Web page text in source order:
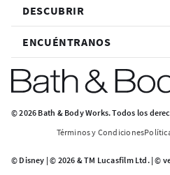
DESCUBRIR
ENCUÉNTRANOS
© 2026 Bath & Body Works. Todos los
Términos y Condiciones
© Disney | © 2026 & TM Lucasfilm Ltd. | ©